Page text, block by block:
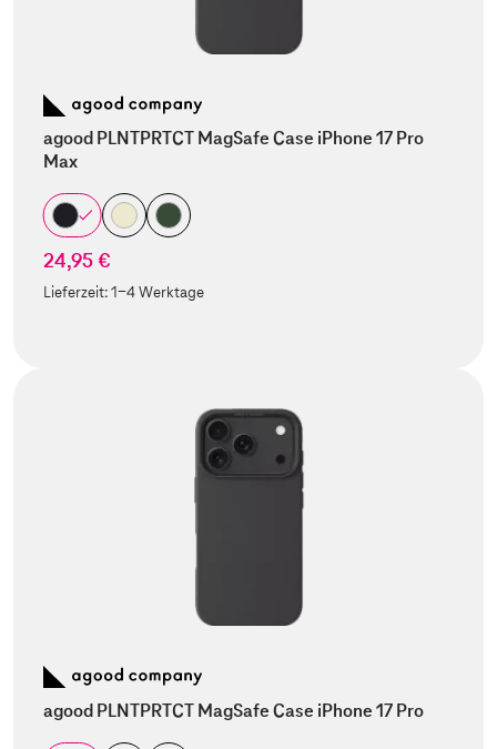
agood PLNTPRTCT MagSafe Case iPhone 17 Pro
Max
24,95 €
Lieferzeit:1-4 Werktage
agood PLNTPRTCT MagSafe Case iPhone 17 Pro